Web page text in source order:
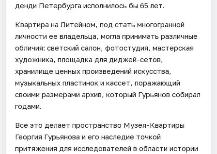
денди Петербурга исполнилось бы 65 лет.
Квартира на Литейном, под стать многогранной
личности ее владельца, могла принимать различные
обличия: светский салон, фотостудия, мастерская
художника, площадка для диджей-сетов,
хранилище ценных произведений искусства,
музыкальных пластинок и кассет, поражающий
своими размерами архив, который Гурьянов собирал
годами.
Все это делает пространство Музея-Квартиры
Георгия Гурьянова и его наследие точкой
притяжения для исследователей в области истории